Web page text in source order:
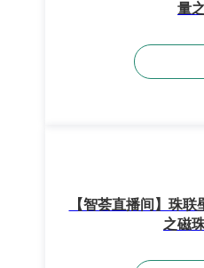
量
【智荟直播间】珠
之磁